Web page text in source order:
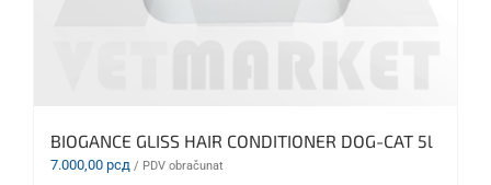
BIOGANCE GLISS HAIR CONDITIONER DOG-CAT 5l
7.000,00 рсд / PDV obračunat